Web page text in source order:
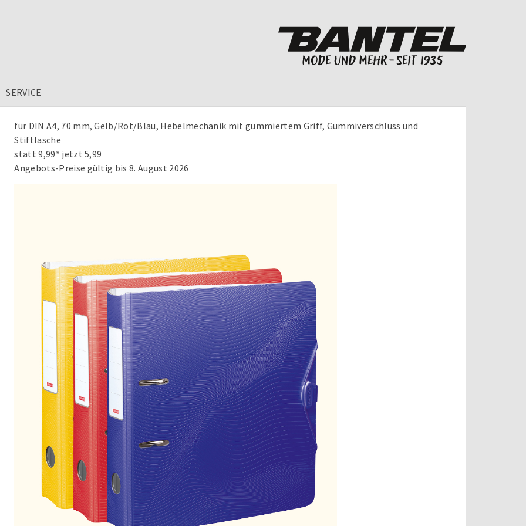
SERVICE
für DIN A4, 70 mm, Gelb/Rot/Blau, Hebelmechanik mit gummiertem Griff, Gummiverschluss und
Stiftlasche
statt 9,99* jetzt 5,99
Angebots-Preise gültig bis 8. August 2026